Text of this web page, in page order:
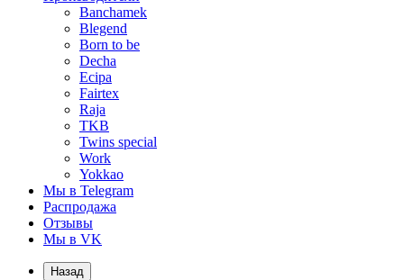
Banchamek
Blegend
Born to be
Decha
Ecipa
Fairtex
Raja
TKB
Twins special
Work
Yokkao
Мы в Telegram
Распродажа
Отзывы
Мы в VK
Назад